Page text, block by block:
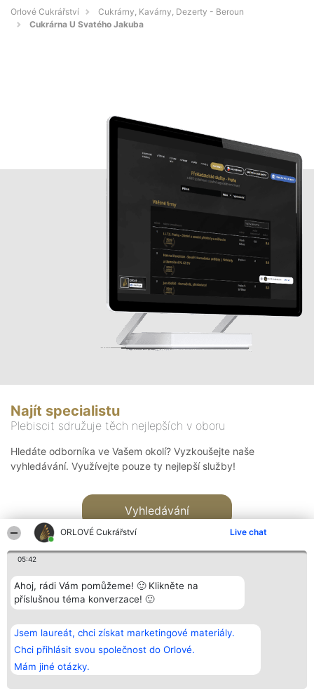
ORLOVÉ Cukrářství Live chat
05:42
Ahoj, rádi Vám pomůžeme! 🙂 Klikněte na
příslušnou téma konverzace! 🙂
Jsem laureát, chci získat marketingové materiály.
Chci přihlásit svou společnost do Orlové.
Mám jiné otázky.
Orlové Cukrářství
Cukrárny, Kavárny, Dezerty - Beroun
Cukrárna U Svatého Jakuba
Najít specialistu
Plebiscit sdružuje těch nejlepších v oboru
Hledáte odborníka ve Vašem okolí? Vyzkoušejte naše
vyhledávání. Využívejte pouze ty nejlepší služby!
Vyhledávání
Bright Side Solutions sp. z o.
o. sp. k.
ul. Ruska 22
Wrocław 50-079
KRS 0000749100 | Regon
381313360 | NIP 8943132676
Vítězové
Seznam všech
laureátů
Zásady
Zásady
Kontakt